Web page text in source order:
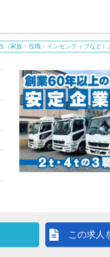
（家族・役職・インセンティブなど）
この求人